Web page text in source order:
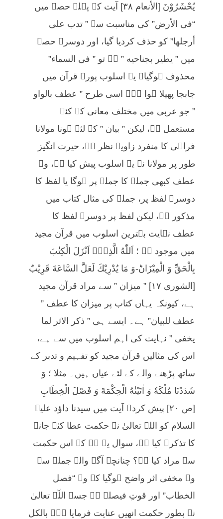
یُحْشَرُوْنَ [الأنعام ٣٨] آیت کے پہلے حصہ میں
“فی الأرض” کی مناسبت سے ” تدب علی
أرجلھا” کو حذف کردیا گیا، اور دوسرے حصہ
میں ” یطیر بجناحیه ” ہے تو ” فی السماء”
محذوف ہوگیا۔ یہ اسلوب پورے قرآن میں
جابجا پھیلا ہوا ہے۔ اسی طرح ” عطف بالواو
” جو عربی میں مختلف معانی کے کئے
مستعمل ہے، لیکن ” بیان ” کے لئے ہونا مولانا
فراہی کا منفرد زاویۂ نظر ہے، حیرت انگیز
طور پر مولانا نے یہ اسلوب پیش کیا ہے، وہ
عطف کبھی جملہ کا جملہ پر ہوگا یا لفظ کا
دوسرے لفظ پر، جملہ کی مثال کتاب میں
مذکور ہے، لیکن لفظ پر دوسرے لفظ کا
عطف نہایت بہترین اسلوب میں قرآن مجید
میں موجود ہے ؛ اَللّٰهُ الَّذِیْۤ اَنْزَلَ الْكِتٰبَ
بِالْحَقِّ وَ الْمِیْزَانَؕ-وَ مَا یُدْرِیْكَ لَعَلَّ السَّاعَةَ قَرِیْبٌ
[الشورى ١٧] ” میزان ” سے مراد قرآن مجید
ہے، کیونکہ یہاں کتاب پر میزان کا عطف ”
عطف للبیان” ہے۔ ایسے ہی ” ذکر الاثر لما
یخفی ” نہایت کی اہم اسلوب میں سے ہے،
اس کی مثالیں قرآن مجید کو تفہیم و تدبر کے
ساتھ پڑھنے والے کے لئے عیاں ہیں۔ مثلا ؛ وَ
شَدَدْنَا مُلْكَهٗ وَ اٰتَیْنٰهُ الْحِكْمَةَ وَ فَصْلَ الْخِطَابِ
[ص ٢٠] پیش کردہ آیت میں سیدنا داؤد علیہ
السلام کو اللہ تعالیٰ نے حکمت عطا کئے جانے
کا تذکرہ کیا ہے، سوال یہ ہے کہ اس حکمت
سے مراد کیا ہے؟ چنانچہ آگے والے جملے سے
وہ مخفی اثر واضح ہوگیا کہ وہ “فصل
الخطاب” اور قوتِ فیصلہ ہے جسے اللّٰہ تعالیٰ
نے بطور حکمت انھیں عنایت فرمایا ہے۔ بالکل